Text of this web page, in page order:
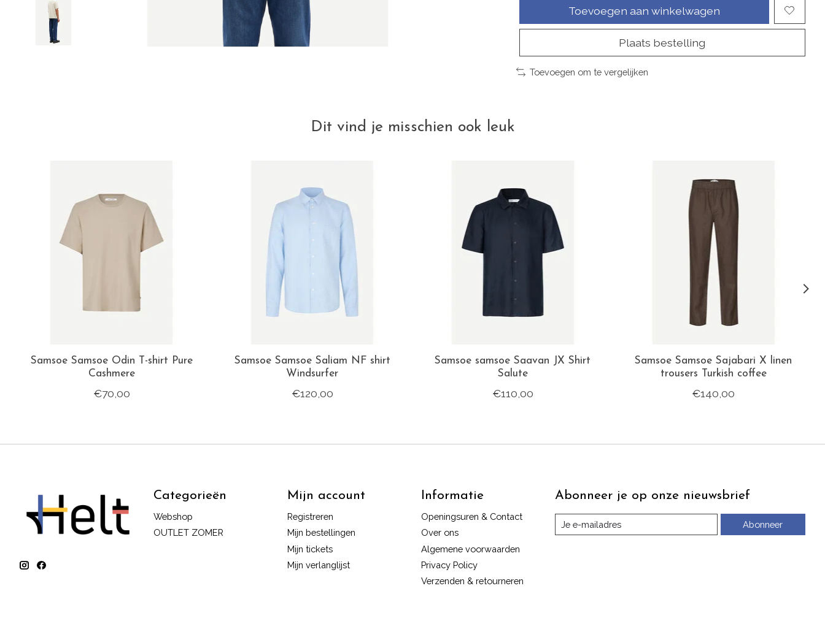
Toevoegen aan winkelwagen
Plaats bestelling
Toevoegen om te vergelijken
Dit vind je misschien ook leuk
Samsoe Samsoe Odin T-shirt Pure
Cashmere
€70,00
Samsoe Samsoe Saliam NF shirt
Windsurfer
€120,00
Samsoe samsoe Saavan JX Shirt
Salute
€110,00
Samsoe Samsoe Sajabari X linen
trousers Turkish coffee
€140,00
Categorieën
Webshop
OUTLET ZOMER
Mijn account
Registreren
Mijn bestellingen
Mijn tickets
Mijn verlanglijst
Informatie
Openingsuren & Contact
Over ons
Algemene voorwaarden
Privacy Policy
Verzenden & retourneren
Abonneer je op onze nieuwsbrief
Abonneer